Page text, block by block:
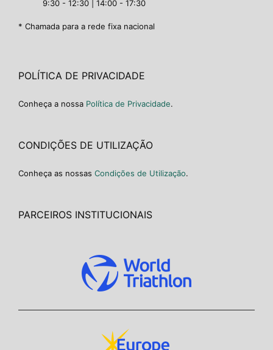
9:30 - 12:30 | 14:00 - 17:30
* Chamada para a rede fixa nacional
POLÍTICA DE PRIVACIDADE
Conheça a nossa Política de Privacidade.
CONDIÇÕES DE UTILIZAÇÃO
Conheça as nossas Condições de Utilização.
PARCEIROS INSTITUCIONAIS